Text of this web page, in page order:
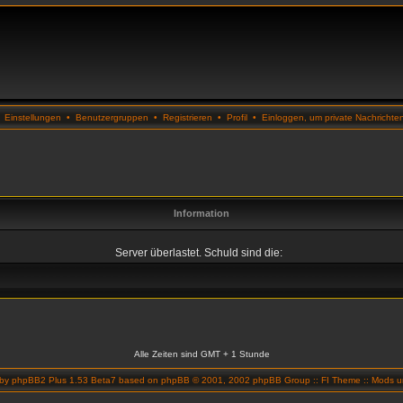
Einstellungen • Benutzergruppen • Registrieren • Profil • Einloggen, um private
Information
Server überlastet. Schuld sind die:
Alle Zeiten sind GMT + 1 Stunde
phpBB2 Plus 1.53 Beta7 based on phpBB © 2001, 2002 phpBB Group :: FI Theme :: Mods